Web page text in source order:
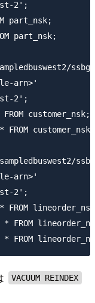
2';
part_nsk;
part_nsk;
arn>'
2';
customer_nsk;
customer_nsk;
arn>'
2';
FROM
* FROM
VACUUM REINDEX